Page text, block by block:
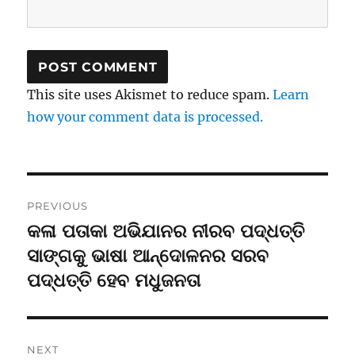
This site uses Akismet to reduce spam.Learn
how your comment data is processed.
navigation
PREVIOUS
Previous
post:
କଳା ପତାକା ଅଭିଯାନର ନୀରବ ପଦ୍ଧତ୍ତି
ସାଙ୍ଗକୁ ଭାଷା ଆନ୍ଦୋଳନର ସରବ
ପଦ୍ଧତ୍ତି ହେବ ମଧୁଜନତା
NEXT